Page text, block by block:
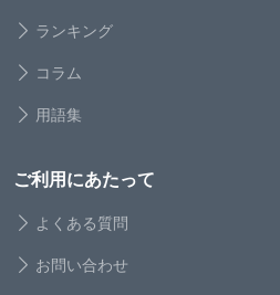
ランキング
コラム
用語集
ご利用にあたって
よくある質問
お問い合わせ